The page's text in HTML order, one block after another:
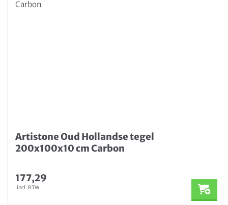
Artistone Oud Hollandse tegel
200x100x10 cm Carbon
177,29
incl. BTW